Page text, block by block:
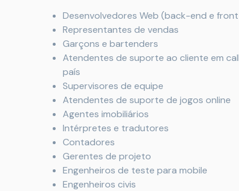
Desenvolvedores Web (back-end e
Representantes de vendas
Garçons e bartenders
Atendentes de suporte ao cliente em
país
Supervisores de equipe
Atendentes de suporte de jogos online
Agentes imobiliários
Intérpretes e tradutores
Contadores
Gerentes de projeto
Engenheiros de teste para mobile
Engenheiros civis